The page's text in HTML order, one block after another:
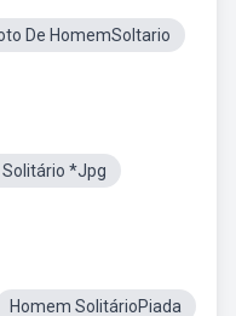
De HomemSoltario
Solitário *Jpg
Homem SolitárioPiada